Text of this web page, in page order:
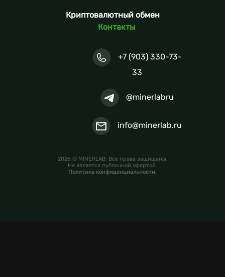
Криптовалютный обмен
Контакты
+7 (903) 330-73-
33
@minerlabru
info@minerlab.ru
2026 © MINERLAB. Все права защищены.
Не является публичной офертой.
Политика конфиденциальности.